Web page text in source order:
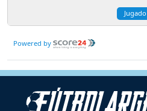
Jugado
Powered by